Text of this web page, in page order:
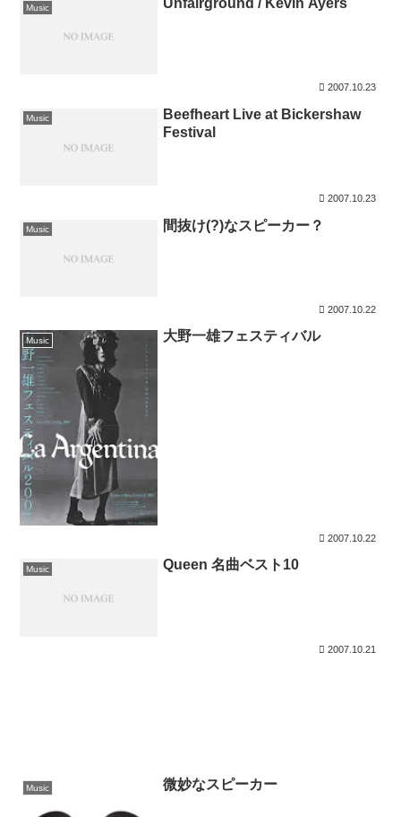
Music Unfairground / Kevin Ayers
2007.10.23
Music
Beefheart Live at Bickershaw
Festival
2007.10.23
Music 間抜け(?)なスピーカー？
2007.10.22
Music 大野一雄フェスティバル
2007.10.22
Music Queen 名曲ベスト10
2007.10.21
Music 微妙なスピーカー